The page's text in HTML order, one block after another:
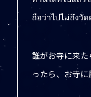
ถือว่าไปไม่ถึงวัด
誰がお寺に来
ったら、お寺